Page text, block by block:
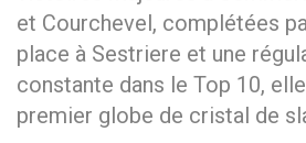
et Courchevel, complétées
place à Sestriere et une
constante dans le Top 10,
premier globe de cristal de